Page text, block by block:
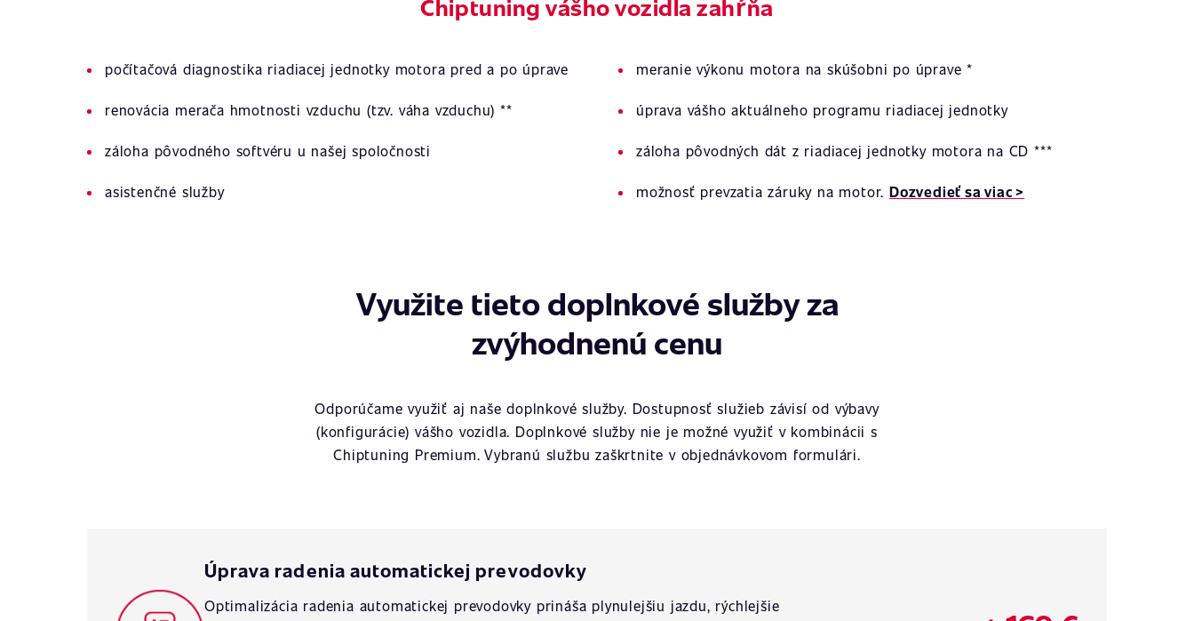
Chiptuning vášho vozidla zahŕňa
počítačová diagnostika riadiacej jednotky motora pred a po úprave meranie výkonu motora na skúšobni po úprave *
renovácia merača hmotnosti vzduchu (tzv. váha vzduchu) ** úprava vášho aktuálneho programu riadiacej jednotky
záloha pôvodného softvéru u našej spoločnosti záloha pôvodných dát z riadiacej jednotky motora na CD ***
asistenčné služby možnosť prevzatia záruky na motor. Dozvedieť sa viac >
Využite tieto doplnkové služby za
zvýhodnenú cenu
Odporúčame využiť aj naše doplnkové služby. Dostupnosť služieb závisí od výbavy
(konfigurácie) vášho vozidla. Doplnkové služby nie je možné využiť v kombinácii s
Chiptuning Premium. Vybranú službu zaškrtnite v objednávkovom formulári.
Úprava radenia automatickej prevodovky
Optimalizácia radenia automatickej prevodovky prináša plynulejšiu jazdu, rýchlejšie